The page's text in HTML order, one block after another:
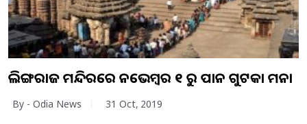
ଲିଙ୍ଗରାଜ ମନ୍ଦିରରେ ନଭେମ୍ବର ୧ ରୁ ପାନ ଗୁଟକା ମନା
By - Odia News 31 Oct, 2019